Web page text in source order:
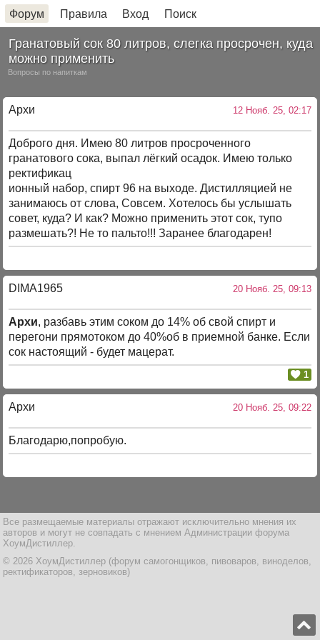
Форум Правила Вход Поиск
Гранатовый сок 80 литров, слегка просрочен, куда
можно применить
Вопросы по напиткам
Архи 12 Нояб. 25, 02:17
Доброго дня. Имею 80 литров просроченного
гранатового сока, выпал лёгкий осадок. Имею только
ректификац
ионный набор, спирт 96 на выходе. Дистилляцией не
занимаюсь от слова, Совсем. Хотелось бы услышать
совет, куда? И как? Можно применить этот сок, тупо
размешать?! Не то пальто!!! Заранее благодарен!
DIMA1965 20 Нояб. 25, 09:13
Архи, разбавь этим соком до 14% об свой спирт и
перегони прямотоком до 40%об в приемной банке. Если
сок настоящий - будет мацерат.
1
Архи 20 Нояб. 25, 09:22
Благодарю,попробую.
Все размещаемые материалы отражают исключительно мнения их
авторов и могут не совпадать с мнением Администрации форума
ХоумДистиллер.
© 2026 ХоумДистиллер (форум самогонщиков, пивоваров, виноделов,
ректификаторов, зерновиков)